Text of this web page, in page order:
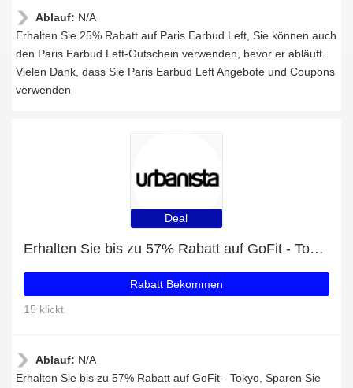
Ablauf: N/A
Erhalten Sie 25% Rabatt auf Paris Earbud Left, Sie können auch
den Paris Earbud Left-Gutschein verwenden, bevor er abläuft.
Vielen Dank, dass Sie Paris Earbud Left Angebote und Coupons
verwenden
Deal
Erhalten Sie bis zu 57% Rabatt auf GoFit - Tokyo
Rabatt Bekommen
15 klickt
Ablauf: N/A
Erhalten Sie bis zu 57% Rabatt auf GoFit - Tokyo, Sparen Sie